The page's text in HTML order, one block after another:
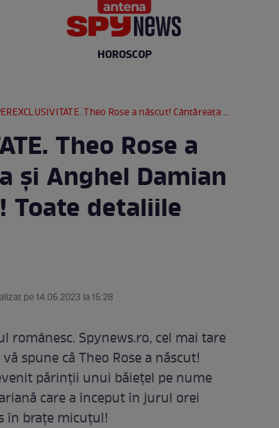
HOROSCOP
Theo Rose a născut! Cântăreața și Anghel Damian au devenit părinți! Toate detaliile despre naștere
Theo Rose a
și Anghel Damian
Toate detaliile
pe 14.06.2023 la 15:28
Spynews.ro, cel mai tare
spune că Theo Rose a născut!
părinții unui băiețel pe nume
care a început în jurul orei
în brațe micuțul!